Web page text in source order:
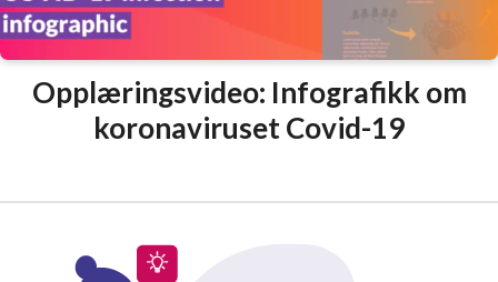
Opplæringsvideo: Infografikk om
koronaviruset Covid-19